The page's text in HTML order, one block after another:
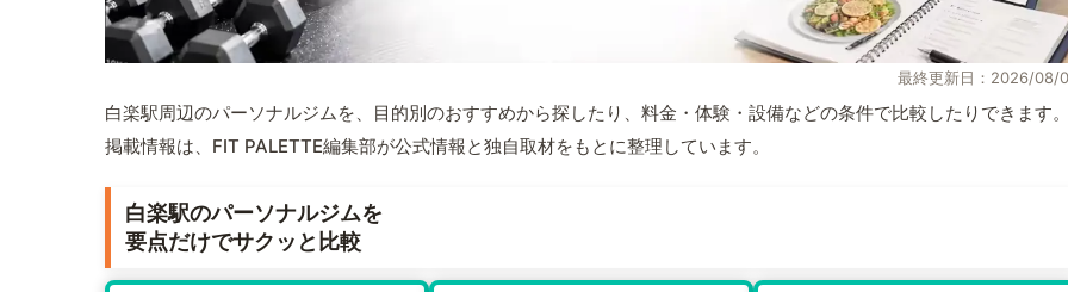
最終更新日：2026/08/
白楽駅周辺のパーソナルジムを、目的別のおすすめから探したり、料金・体験・設備などの条件で比較したりできます
掲載情報は、FIT PALETTE編集部が公式情報と独自取材をもとに整理しています。
白楽駅のパーソナルジムを
要点だけでサクッと比較